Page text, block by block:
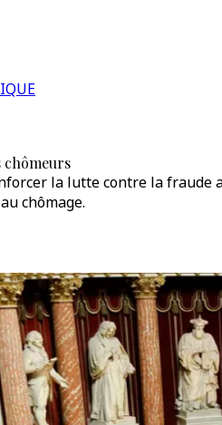
chômeurs
la lutte contre la
chômage.